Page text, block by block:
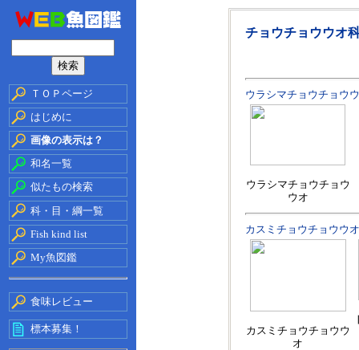
ＴＯＰページ
はじめに
画像の表示は？
和名一覧
似たもの検索
科・目・綱一覧
Fish kind list
My魚図鑑
食味レビュー
標本募集！
チョウチョウウオ
ウラシマチョウチョウ
ウラシマチョウチョウ
ウオ
カスミチョウチョウウ
カスミチョウチョウウ
オ